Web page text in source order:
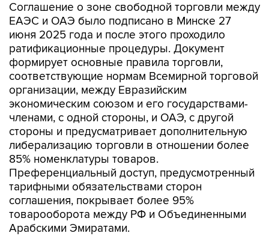
Соглашение о зоне свободной торговли между
ЕАЭС и ОАЭ было подписано в Минске 27
июня 2025 года и после этого проходило
ратификационные процедуры. Документ
формирует основные правила торговли,
соответствующие нормам Всемирной торговой
организации, между Евразийским
экономическим союзом и его государствами-
членами, с одной стороны, и ОАЭ, с другой
стороны и предусматривает дополнительную
либерализацию торговли в отношении более
85% номенклатуры товаров.
Преференциальный доступ, предусмотренный
тарифными обязательствами сторон
соглашения, покрывает более 95%
товарооборота между РФ и Объединенными
Арабскими Эмиратами.